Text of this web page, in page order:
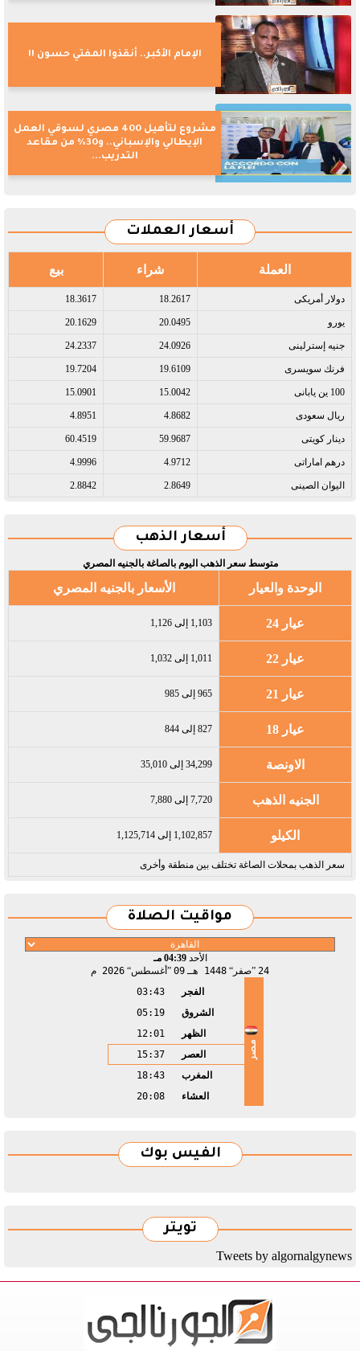
الإمام الأكبر.. أنقذوا المفتي حسون !!
مشروع لتأهيل 400 مصري لسوقي العمل
الإيطالي والإسباني.. و30% من مقاعد
التدريب...
أسعار العملات
العملة شراء بيع
دولار أمريكى​ 18.2617
18.3617
يورو​ 20.0495
20.1629
جنيه إسترلينى​ 24.0926
24.2337
فرنك سويسرى​ 19.6109
19.7204
100 ين يابانى​ 15.0042
15.0901
ريال سعودى​ 4.8682
4.8951
دينار كويتى​ 59.9687
60.4519
درهم اماراتى​ 4.9712
4.9996
اليوان الصينى​ 2.8649
2.8842
أسعار الذهب
متوسط سعر الذهب اليوم بالصاغة بالجنيه المصري
الوحدة والعيار الأسعار بالجنيه المصري
عيار 24 1,103 إلى 1,126
عيار 22 1,011 إلى 1,032
عيار 21 965 إلى 985
عيار 18 827 إلى 844
الاونصة 34,299 إلى 35,010
الجنيه الذهب 7,720 إلى 7,880
الكيلو 1,102,857 إلى 1,125,714
سعر الذهب بمحلات الصاغة تختلف بين منطقة وأخرى
مواقيت الصلاة
الأحد04:39 مـ
24 صفر 1448 هـ 09 أغسطس 2026 م
مصر
الفجر
03:43
الشروق
05:19
الظهر
12:01
العصر
15:37
المغرب
18:43
العشاء
20:08
الفيس بوك
تويتر
Tweets by algornalgynews